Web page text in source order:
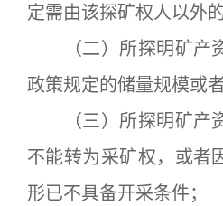
定需由该探矿权人以外
（二）所探明矿产
政策规定的储量规模或
（三）所探明矿产
不能转为采矿权，或者
形已不具备开采条件；